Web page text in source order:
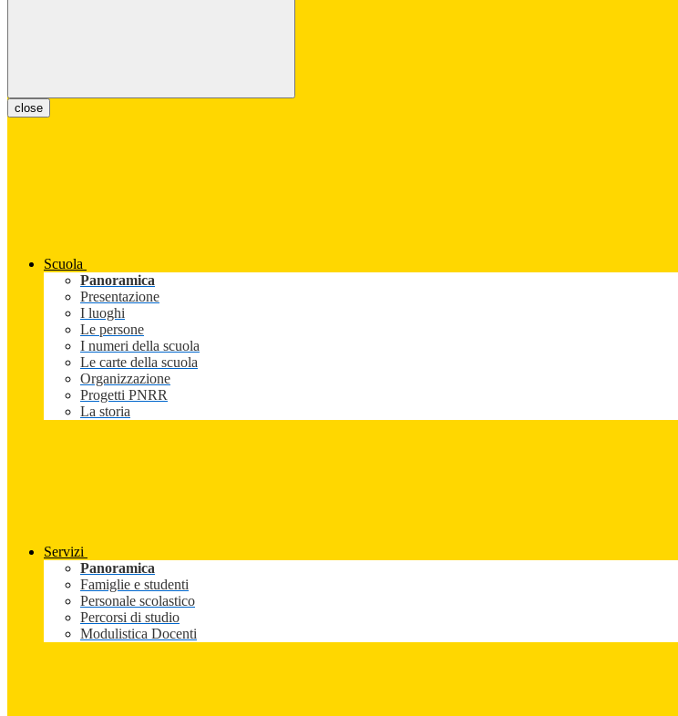
close
Scuola
Panoramica
Presentazione
I luoghi
Le persone
I numeri della scuola
Le carte della scuola
Organizzazione
Progetti PNRR
La storia
Servizi
Panoramica
Famiglie e studenti
Personale scolastico
Percorsi di studio
Modulistica Docenti